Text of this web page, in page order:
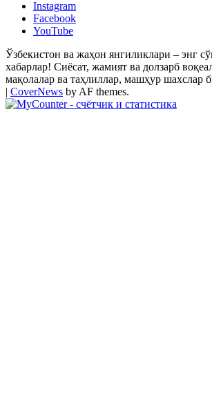
Instagram
Facebook
YouTube
Ўзбекистон ва жаҳон янгиликлари – энг
хабарлар! Сиёсат, жамият ва долзарб
мақолалар ва таҳлиллар, машҳур шахслар
| CoverNews by AF themes.